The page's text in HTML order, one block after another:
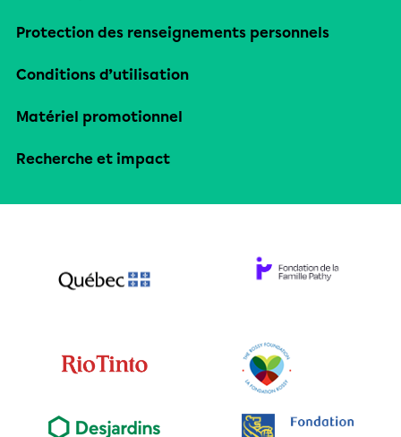
Protection des renseignements personnels
Conditions d’utilisation
Matériel promotionnel
Recherche et impact